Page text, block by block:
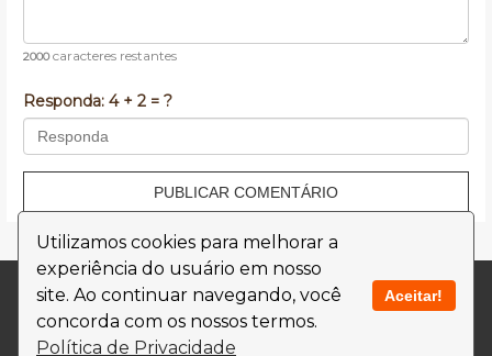
Utilizamos cookies para melhorar a
experiência do usuário em nosso
site. Ao continuar navegando, você
concorda com os nossos termos.
Política de Privacidade
Aceitar!
2000caracteres restantes
Responda: 4 + 2 = ?
PUBLICAR COMENTÁRIO
Contato
Termos de Uso
Política de Privacidade